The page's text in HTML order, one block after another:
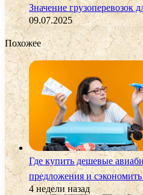
Значение грузоперевозок
09.07.2025
Похожее
Где купить дешевые
предложения и
4 недели назад